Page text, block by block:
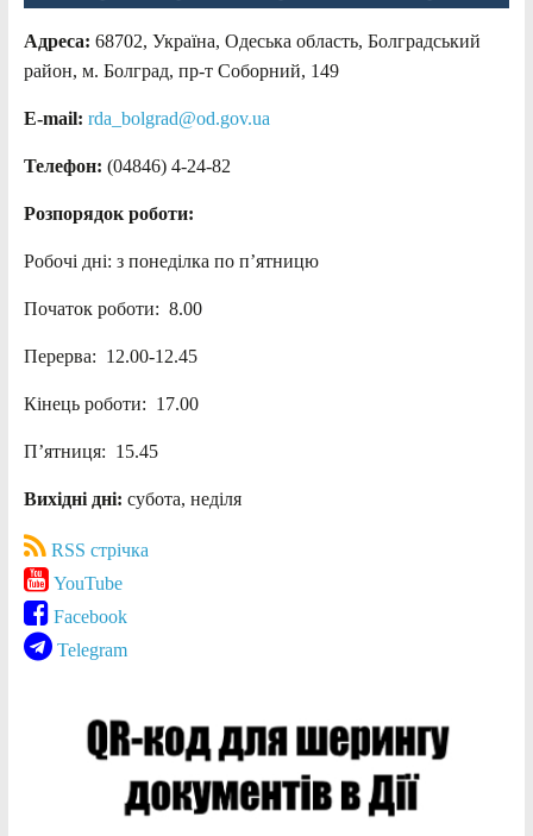
Адреса: 68702, Україна, Одеська область, Болградський
район, м. Болград, пр-т Соборний, 149
E-mail: rda_bolgrad@od.gov.ua
Телефон: (04846) 4-24-82
Розпорядок роботи:
Робочі дні: з понеділка по п’ятницю
Початок роботи: 8.00
Перерва: 12.00-12.45
Кінець роботи: 17.00
П’ятниця: 15.45
Вихідні дні: субота, неділя
RSS стрічка
YouTube
Facebook
Telegram